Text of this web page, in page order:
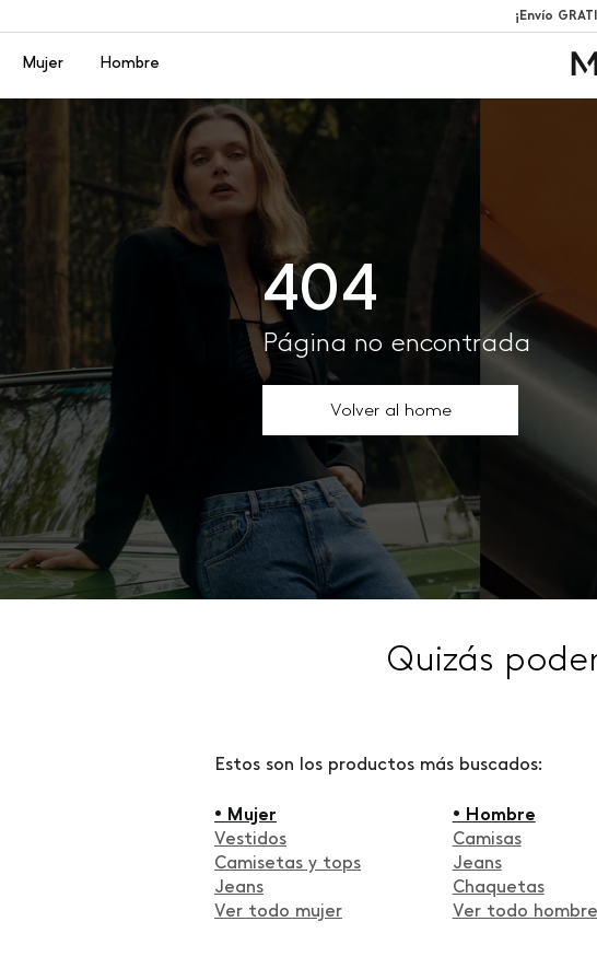
¡Envío
Menú
Mujer Hombre
404
Página no encontrada
Volver al home
Quizás
Estos son los productos más buscados:
• Mujer
Vestidos
Camisetas y tops
Jeans
Ver todo mujer
• Hombre
Camisas
Jeans
Chaquetas
Ver todo hombre